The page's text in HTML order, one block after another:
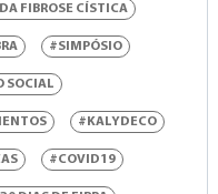
FIBROSE CÍSTICA
#SIMPÓSIO
SOCIAL
#KALYDECO
#COVID19